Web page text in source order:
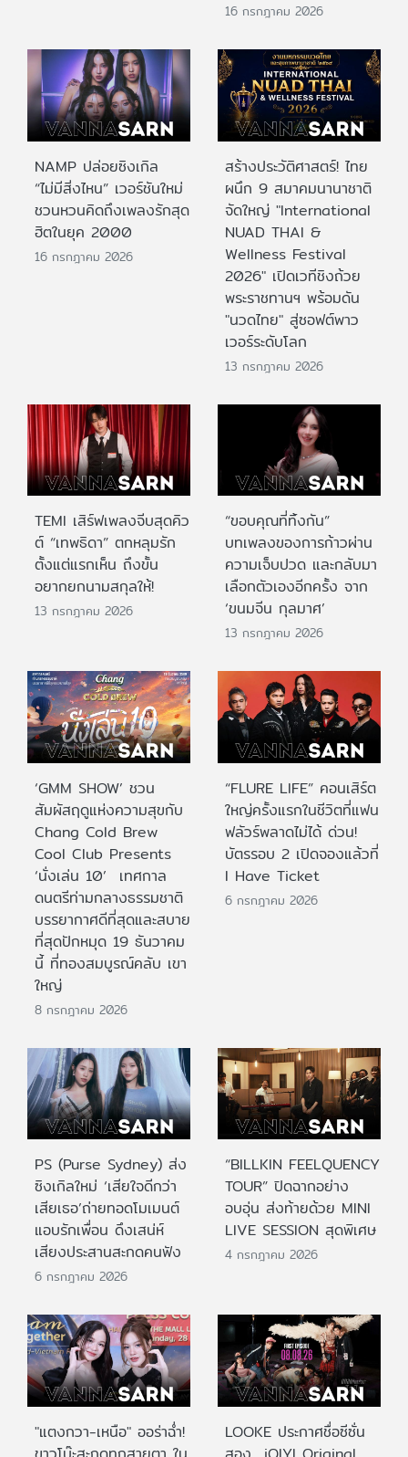
16 กรกฎาคม 2026
NAMP ปล่อยซิงเกิล
“ไม่มีสิ่งไหน” เวอร์ชันใหม่
ชวนหวนคิดถึงเพลงรักสุด
ฮิตในยุค 2000
16 กรกฎาคม 2026
สร้างประวัติศาสตร์! ไทย
ผนึก 9 สมาคมนานาชาติ
จัดใหญ่ "International
NUAD THAI &
Wellness Festival
2026" เปิดเวทีชิงถ้วย
พระราชทานฯ พร้อมดัน
"นวดไทย" สู่ซอฟต์พาว
เวอร์ระดับโลก
13 กรกฎาคม 2026
TEMI เสิร์ฟเพลงจีบสุดคิว
ต์ “เทพธิดา” ตกหลุมรัก
ตั้งแต่แรกเห็น ถึงขั้น
อยากยกนามสกุลให้!
13 กรกฎาคม 2026
“ขอบคุณที่ทิ้งกัน”
บทเพลงของการก้าวผ่าน
ความเจ็บปวด และกลับมา
เลือกตัวเองอีกครั้ง จาก
‘ขนมจีน กุลมาศ’
13 กรกฎาคม 2026
‘GMM SHOW’ ชวน
สัมผัสฤดูแห่งความสุขกับ
Chang Cold Brew
Cool Club Presents
‘นั่งเล่น 10’ เทศกาล
ดนตรีท่ามกลางธรรมชาติ
บรรยากาศดีที่สุดและสบาย
ที่สุดปักหมุด 19 ธันวาคม
นี้ ที่ทองสมบูรณ์คลับ เขา
ใหญ่
8 กรกฎาคม 2026
“FLURE LIFE” คอนเสิร์ต
ใหญ่ครั้งแรกในชีวิตที่แฟน
ฟลัวร์พลาดไม่ได้ ด่วน!
บัตรรอบ 2 เปิดจองแล้วที่
I Have Ticket
6 กรกฎาคม 2026
PS (Purse Sydney) ส่ง
ซิงเกิลใหม่ ‘เสียใจดีกว่า
เสียเธอ’ถ่ายทอดโมเมนต์
แอบรักเพื่อน ดึงเสน่ห์
เสียงประสานสะกดคนฟัง
6 กรกฎาคม 2026
“BILLKIN FEELQUENCY
TOUR” ปิดฉากอย่าง
อบอุ่น ส่งท้ายด้วย MINI
LIVE SESSION สุดพิเศษ
4 กรกฎาคม 2026
"แตงกวา-เหนือ" ออร่าฉ่ำ!
LOOKE ประกาศชื่อซีซั่น